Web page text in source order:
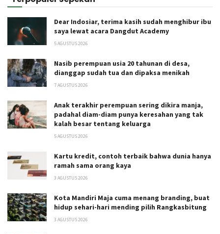
Dear Indosiar, terima kasih sudah menghibur ibu
saya lewat acara Dangdut Academy
5 AGUSTUS 2026
Nasib perempuan usia 20 tahunan di desa,
dianggap sudah tua dan dipaksa menikah
7 AGUSTUS 2026
Anak terakhir perempuan sering dikira manja,
padahal diam-diam punya keresahan yang tak
kalah besar tentang keluarga
5 AGUSTUS 2026
Kartu kredit, contoh terbaik bahwa dunia hanya
ramah sama orang kaya
3 AGUSTUS 2026
Kota Mandiri Maja cuma menang branding, buat
hidup sehari-hari mending pilih Rangkasbitung
3 AGUSTUS 2026